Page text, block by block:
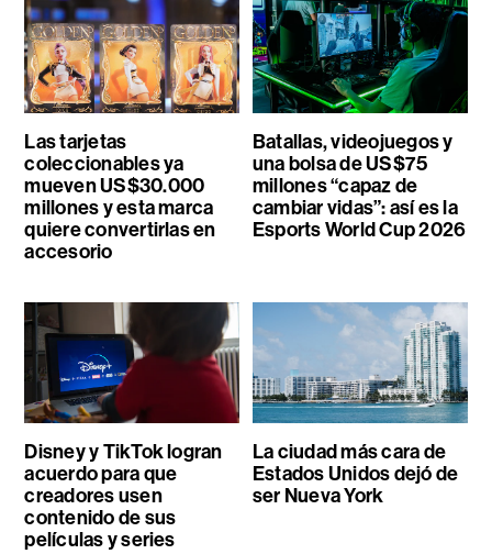
Las tarjetas
coleccionables ya
mueven US$30.000
millones y esta marca
quiere convertirlas en
accesorio
Batallas, videojuegos y
una bolsa de US$75
millones “capaz de
cambiar vidas”: así es la
Esports World Cup 2026
Disney y TikTok logran
acuerdo para que
creadores usen
contenido de sus
películas y series
La ciudad más cara de
Estados Unidos dejó de
ser Nueva York